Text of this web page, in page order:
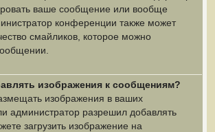
ваше сообщение или вообще
конференции также может
смайликов, которое можно
изображения к сообщениям?
изображения в ваших
администратор разрешил добавлять
загрузить изображение на